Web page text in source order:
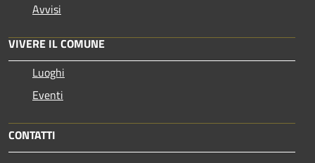
Avvisi
VIVERE IL COMUNE
Luoghi
Eventi
CONTATTI